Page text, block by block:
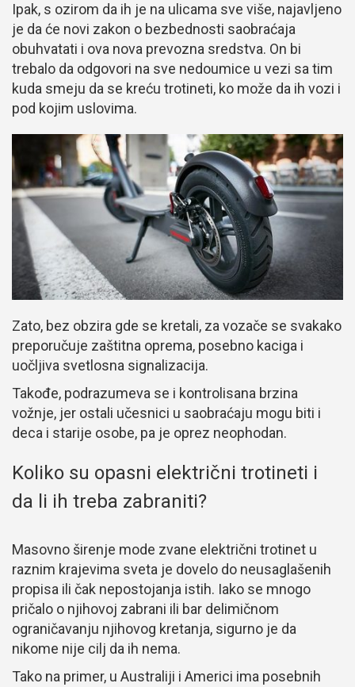
Ipak, s ozirom da ih je na ulicama sve više, najavljeno
je da će novi zakon o bezbednosti saobraćaja
obuhvatati i ova nova prevozna sredstva. On bi
trebalo da odgovori na sve nedoumice u vezi sa tim
kuda smeju da se kreću trotineti, ko može da ih vozi i
pod kojim uslovima.
Zato, bez obzira gde se kretali, za vozače se svakako
preporučuje zaštitna oprema, posebno kaciga i
uočljiva svetlosna signalizacija.
Takođe, podrazumeva se i kontrolisana brzina
vožnje, jer ostali učesnici u saobraćaju mogu biti i
deca i starije osobe, pa je oprez neophodan.
Koliko su opasni električni trotineti i
da li ih treba zabraniti?
Masovno širenje mode zvane električni trotinet u
raznim krajevima sveta je dovelo do neusaglašenih
propisa ili čak nepostojanja istih. Iako se mnogo
pričalo o njihovoj zabrani ili bar delimičnom
ograničavanju njihovog kretanja, sigurno je da
nikome nije cilj da ih nema.
Tako na primer, u Australiji i Americi ima posebnih